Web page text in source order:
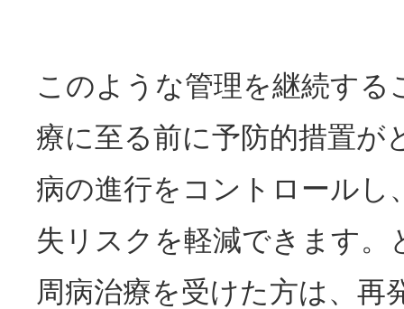
このような管理を継続する
療に至る前に予防的措置が
病の進行をコントロールし
失リスクを軽減できます。
周病治療を受けた方は、再